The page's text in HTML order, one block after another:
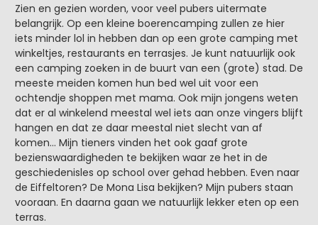
Zien en gezien worden, voor veel pubers uitermate
belangrijk. Op een kleine boerencamping zullen ze hier
iets minder lol in hebben dan op een grote camping met
winkeltjes, restaurants en terrasjes. Je kunt natuurlijk ook
een camping zoeken in de buurt van een (grote) stad. De
meeste meiden komen hun bed wel uit voor een
ochtendje shoppen met mama. Ook mijn jongens weten
dat er al winkelend meestal wel iets aan onze vingers blijft
hangen en dat ze daar meestal niet slecht van af
komen… Mijn tieners vinden het ook gaaf grote
bezienswaardigheden te bekijken waar ze het in de
geschiedenisles op school over gehad hebben. Even naar
de Eiffeltoren? De Mona Lisa bekijken? Mijn pubers staan
vooraan. En daarna gaan we natuurlijk lekker eten op een
terras.